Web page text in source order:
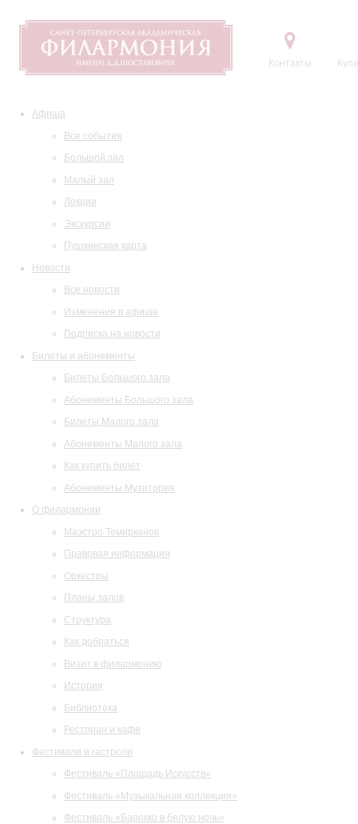
Контакты
Афиша
Все события
Большой зал
Малый зал
Лекции
Экскурсии
Пушкинская карта
Новости
Все новости
Изменения в афише
Подписка на новости
Билеты и абонементы
Билеты Большого зала
Абонементы Большого зала
Билеты Малого зала
Абонементы Малого зала
Как купить билет
Абонементы Музитория
О филармонии
Маэстро Темирканов
Правовая информация
Оркестры
Планы залов
Структура
Как добраться
Визит в филармонию
История
Библиотека
Ресторан и кафе
Фестивали и гастроли
Фестиваль «Площадь Искусств»
Фестиваль «Музыкальная коллекция»
Фестиваль «Барокко в белую ночь»